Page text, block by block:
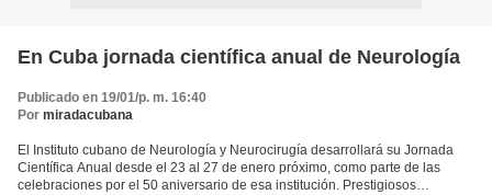
En Cuba jornada científica anual de Neurología
Publicado en 19/01/p. m. 16:40
Por miradacubana
El Instituto cubano de Neurología y Neurocirugía desarrollará su Jornada
Científica Anual desde el 23 al 27 de enero próximo, como parte de las
celebraciones por el 50 aniversario de esa institución. Prestigiosos